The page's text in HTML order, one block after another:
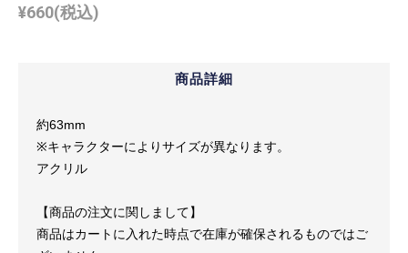
¥660(税込)
商品詳細
約63mm
※キャラクターによりサイズが異なります。
アクリル
【商品の注文に関しまして】
商品はカートに入れた時点で在庫が確保されるものではご